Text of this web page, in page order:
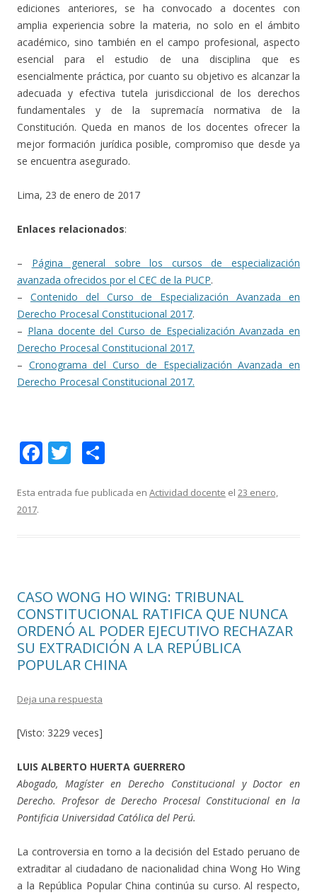
ediciones anteriores, se ha convocado a docentes con
amplia experiencia sobre la materia, no solo en el ámbito
académico, sino también en el campo profesional, aspecto
esencial para el estudio de una disciplina que es
esencialmente práctica, por cuanto su objetivo es alcanzar la
adecuada y efectiva tutela jurisdiccional de los derechos
fundamentales y de la supremacía normativa de la
Constitución. Queda en manos de los docentes ofrecer la
mejor formación jurídica posible, compromiso que desde ya
se encuentra asegurado.
Lima, 23 de enero de 2017
Enlaces relacionados:
– Página general sobre los cursos de especialización
avanzada ofrecidos por el CEC de la PUCP.
– Contenido del Curso de Especialización Avanzada en
Derecho Procesal Constitucional 2017.
– Plana docente del Curso de Especialización Avanzada en
Derecho Procesal Constitucional 2017.
– Cronograma del Curso de Especialización Avanzada en
Derecho Procesal Constitucional 2017.
F
e
k
T
itt m
r
Esta entrada fue publicada en Actividad docente el 23 enero,
2017.
CASO WONG HO WING: TRIBUNAL
CONSTITUCIONAL RATIFICA QUE NUNCA
ORDENÓ AL PODER EJECUTIVO RECHAZAR
SU EXTRADICIÓN A LA REPÚBLICA
POPULAR CHINA
Deja una respuesta
[Visto: 3229 veces]
LUIS ALBERTO HUERTA GUERRERO
Abogado, Magíster en Derecho Constitucional y Doctor en
Derecho. Profesor de Derecho Procesal Constitucional en la
Pontificia Universidad Católica del Perú.
La controversia en torno a la decisión del Estado peruano de
extraditar al ciudadano de nacionalidad china Wong Ho Wing
a la República Popular China continúa su curso. Al respecto,